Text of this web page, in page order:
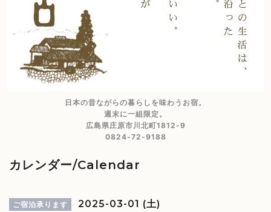
日本の昔ながらの暮らしを味わうお宿。
週末に一組限定。
広島県庄原市川北町1812-9
0824-72-9188
カレンダー/Calendar
ご宿泊承ります 2025-03-01 (土)